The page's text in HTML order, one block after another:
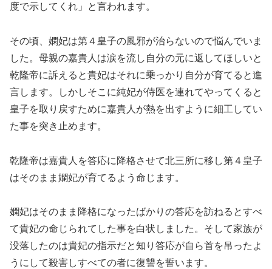
度で示してくれ」と言われます。
その頃、嫻妃は第４皇子の風邪が治らないので悩んでいま
した。母親の嘉貴人は涙を流し自分の元に返してほしいと
乾隆帝に訴えると貴妃はそれに乗っかり自分が育てると進
言します。しかしそこに純妃が侍医を連れてやってくると
皇子を取り戻すために嘉貴人が熱を出すように細工してい
た事を突き止めます。
乾隆帝は嘉貴人を答応に降格させて北三所に移し第４皇子
はそのまま嫻妃が育てるよう命じます。
嫻妃はそのまま降格になったばかりの答応を訪ねるとすべ
て貴妃の命じられてした事を白状しました。そして家族が
没落したのは貴妃の指示だと知り答応が自ら首を吊ったよ
うにして殺害しすべての者に復讐を誓います。